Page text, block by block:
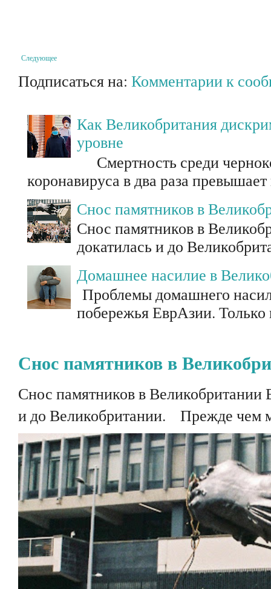
Следующее
Подписаться на: Комментарии к
Как Великобритания
уровне
Смертность среди
коронавируса в два раза
Снос памятников в
Снос памятников в
докатилась и до
Домашнее насилие в
Проблемы домашнего
побережья ЕврАзии. Только
Снос памятников в
Снос памятников в
и до Великобритании. Прежде чем